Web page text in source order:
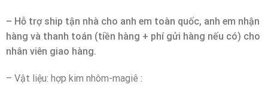
– Hỗ trợ ship tận nhà cho anh em toàn quốc, anh em nhận
hàng và thanh toán (tiền hàng + phí gửi hàng nếu có) cho
nhân viên giao hàng.
– Vật liệu: hợp kim nhôm-magiê :